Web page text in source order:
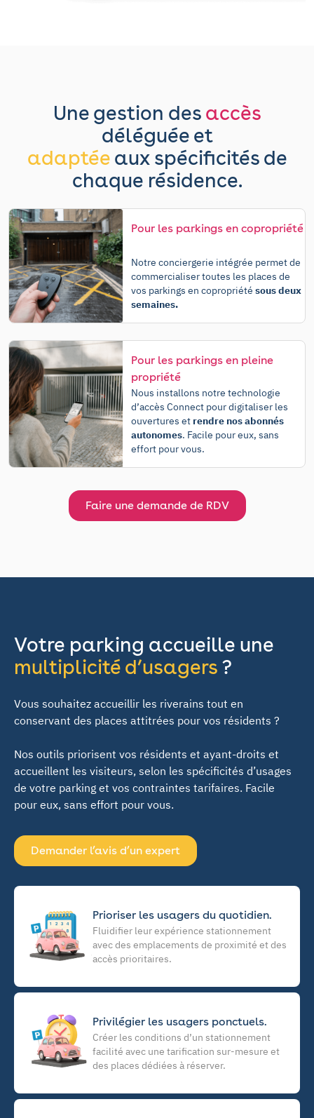
Une gestion des accès
déléguée et
adaptéeaux spécificités de
chaque résidence.
Pour les parkings en copropriété
Notre conciergerie intégrée permet de
commercialiser toutes les places de
vos parkings en copropriété sous deux
semaines.
Pour les parkings en pleine
propriété
Nous installons notre technologie
d’accès Connect pour digitaliser les
ouvertures et rendre nos abonnés
autonomes. Facile pour eux, sans
effort pour vous.
Faire une demande de RDV
Votre parking accueille une
multiplicité d’usagers ?
Vous souhaitez accueillir les riverains tout en
conservant des places attitrées pour vos résidents ?
Nos outils priorisent vos résidents et ayant-droits et
accueillent les visiteurs, selon les spécificités d’usages
de votre parking et vos contraintes tarifaires. Facile
pour eux, sans effort pour vous.
Demander l’avis d’un expert
Prioriser les usagers du quotidien.
Fluidifier leur expérience stationnement
avec des emplacements de proximité et des
accès prioritaires.
Privilégier les usagers ponctuels.
Créer les conditions d’un stationnement
facilité avec une tarification sur-mesure et
des places dédiées à réserver.